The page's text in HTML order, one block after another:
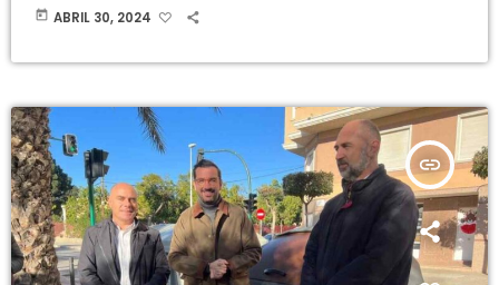
modificaciones para abaratar al máximo el precio del suelo, que
today ABRIL 30, 2024
insert_link